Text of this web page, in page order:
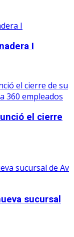
I
el cierre
sucursal